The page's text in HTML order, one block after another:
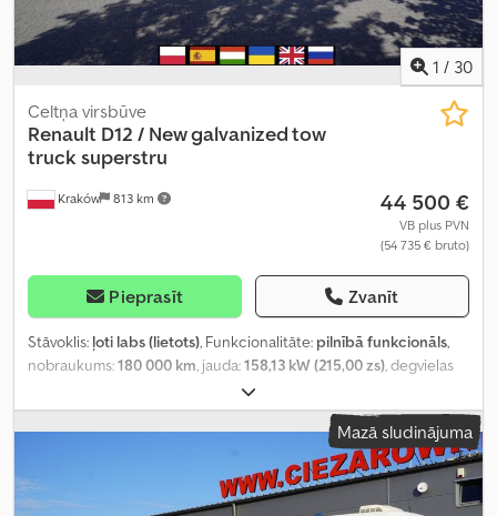
1 / 30
Kraków 813 km
Celtņa virsbūve
Renault D12 / New galvanized tow
truck superstru
44 500 €
VB plus PVN
(54 735 € bruto)
Pieprasīt Zvanīt
Stāvoklis: ļoti labs (lietots), Funkcionalitāte: pilnībā funkcionāls,
nobraukums:180 000 km, jauda:158,13 kW (215,00 zs), degvielas
, tukšais svars:
6 040 kg, kopējais svars:11 990 kg, asu konfigurācija:4x2, krāsa:
balts, vadītāja kabīne:dienas kabīne, pārnesuma veids:
, piekares sistēma:tērauds-
gaiss
8 400 mm, iekraušanas vietas platums:
2 540 mm
, Ražošanas gads:2016, Aprīkojums:
kabeļu vinča, kruīza
Mazā sludinājuma